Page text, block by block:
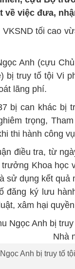
về việc đưa,
VKSND tối cao
Anh (cựu
bị truy tố tội Vi
lãng phí.
bị can khác bị
trọng,
thi hành công
điều tra, từ
Khoa học
sử dụng kết
đăng ký lưu
xâm hại
Anh bị truy tố